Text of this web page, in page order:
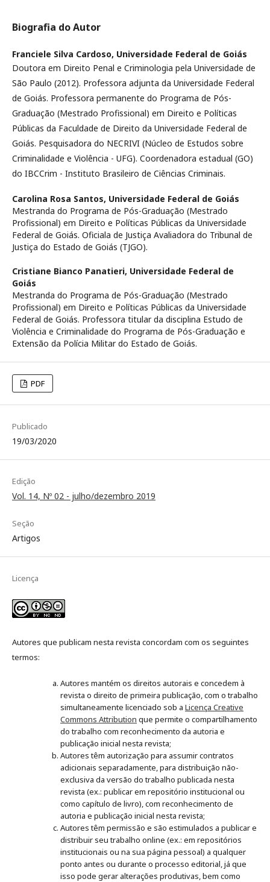
Biografia do Autor
Franciele Silva Cardoso, Universidade Federal de Goiás
Doutora em Direito Penal e Criminologia pela Universidade de
São Paulo (2012). Professora adjunta da Universidade Federal
de Goiás. Professora permanente do Programa de Pós-
Graduação (Mestrado Profissional) em Direito e Políticas
Públicas da Faculdade de Direito da Universidade Federal de
Goiás. Pesquisadora do NECRIVI (Núcleo de Estudos sobre
Criminalidade e Violência - UFG). Coordenadora estadual (GO)
do IBCCrim - Instituto Brasileiro de Ciências Criminais.
Carolina Rosa Santos, Universidade Federal de Goiás
Mestranda do Programa de Pós-Graduação (Mestrado
Profissional) em Direito e Políticas Públicas da Universidade
Federal de Goiás. Oficiala de Justiça Avaliadora do Tribunal de
Justiça do Estado de Goiás (TJGO).
Cristiane Bianco Panatieri, Universidade Federal de
Goiás
Mestranda do Programa de Pós-Graduação (Mestrado
Profissional) em Direito e Políticas Públicas da Universidade
Federal de Goiás. Professora titular da disciplina Estudo de
Violência e Criminalidade do Programa de Pós-Graduação e
Extensão da Polícia Militar do Estado de Goiás.
PDF
Publicado
19/03/2020
Edição
Vol. 14, Nº 02 - julho/dezembro 2019
Seção
Artigos
Licença
Autores que publicam nesta revista concordam com os seguintes
termos:
Autores mantém os direitos autorais e concedem à
revista o direito de primeira publicação, com o trabalho
simultaneamente licenciado sob a Licença Creative
Commons Attribution que permite o compartilhamento
do trabalho com reconhecimento da autoria e
publicação inicial nesta revista;
Autores têm autorização para assumir contratos
adicionais separadamente, para distribuição não-
exclusiva da versão do trabalho publicada nesta
revista (ex.: publicar em repositório institucional ou
como capítulo de livro), com reconhecimento de
autoria e publicação inicial nesta revista;
Autores têm permissão e são estimulados a publicar e
distribuir seu trabalho online (ex.: em repositórios
institucionais ou na sua página pessoal) a qualquer
ponto antes ou durante o processo editorial, já que
isso pode gerar alterações produtivas, bem como